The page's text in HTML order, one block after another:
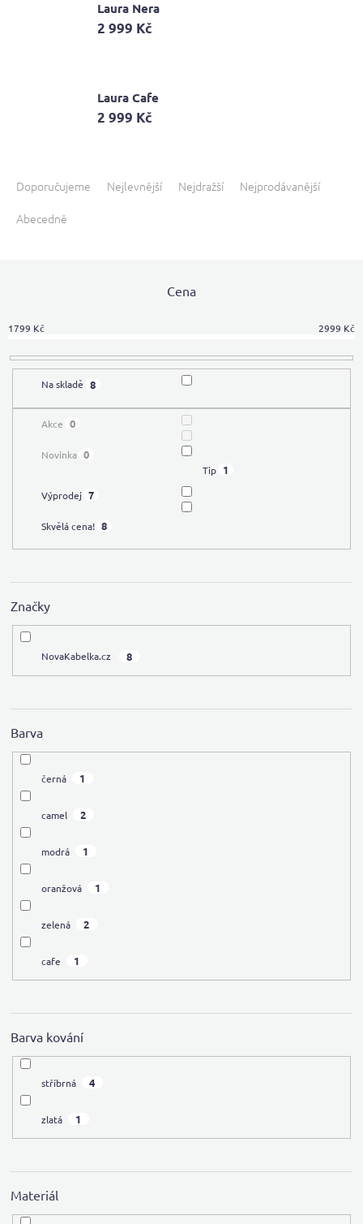
Laura Nera
2 999 Kč
Laura Cafe
2 999 Kč
d
k
Doporučujeme Nejlevnější Nejdražší
Nejprodávanější
Abecedně
Cena
1799 Kč 2999 Kč
Na skladě 8
Akce 0
Novinka 0
Tip 1
Výprodej 7
Skvělá cena! 8
Značky
NovaKabelka.cz 8
Barva
černá 1
camel 2
modrá 1
oranžová 1
zelená 2
cafe 1
Barva kování
stříbrná 4
zlatá 1
Materiál